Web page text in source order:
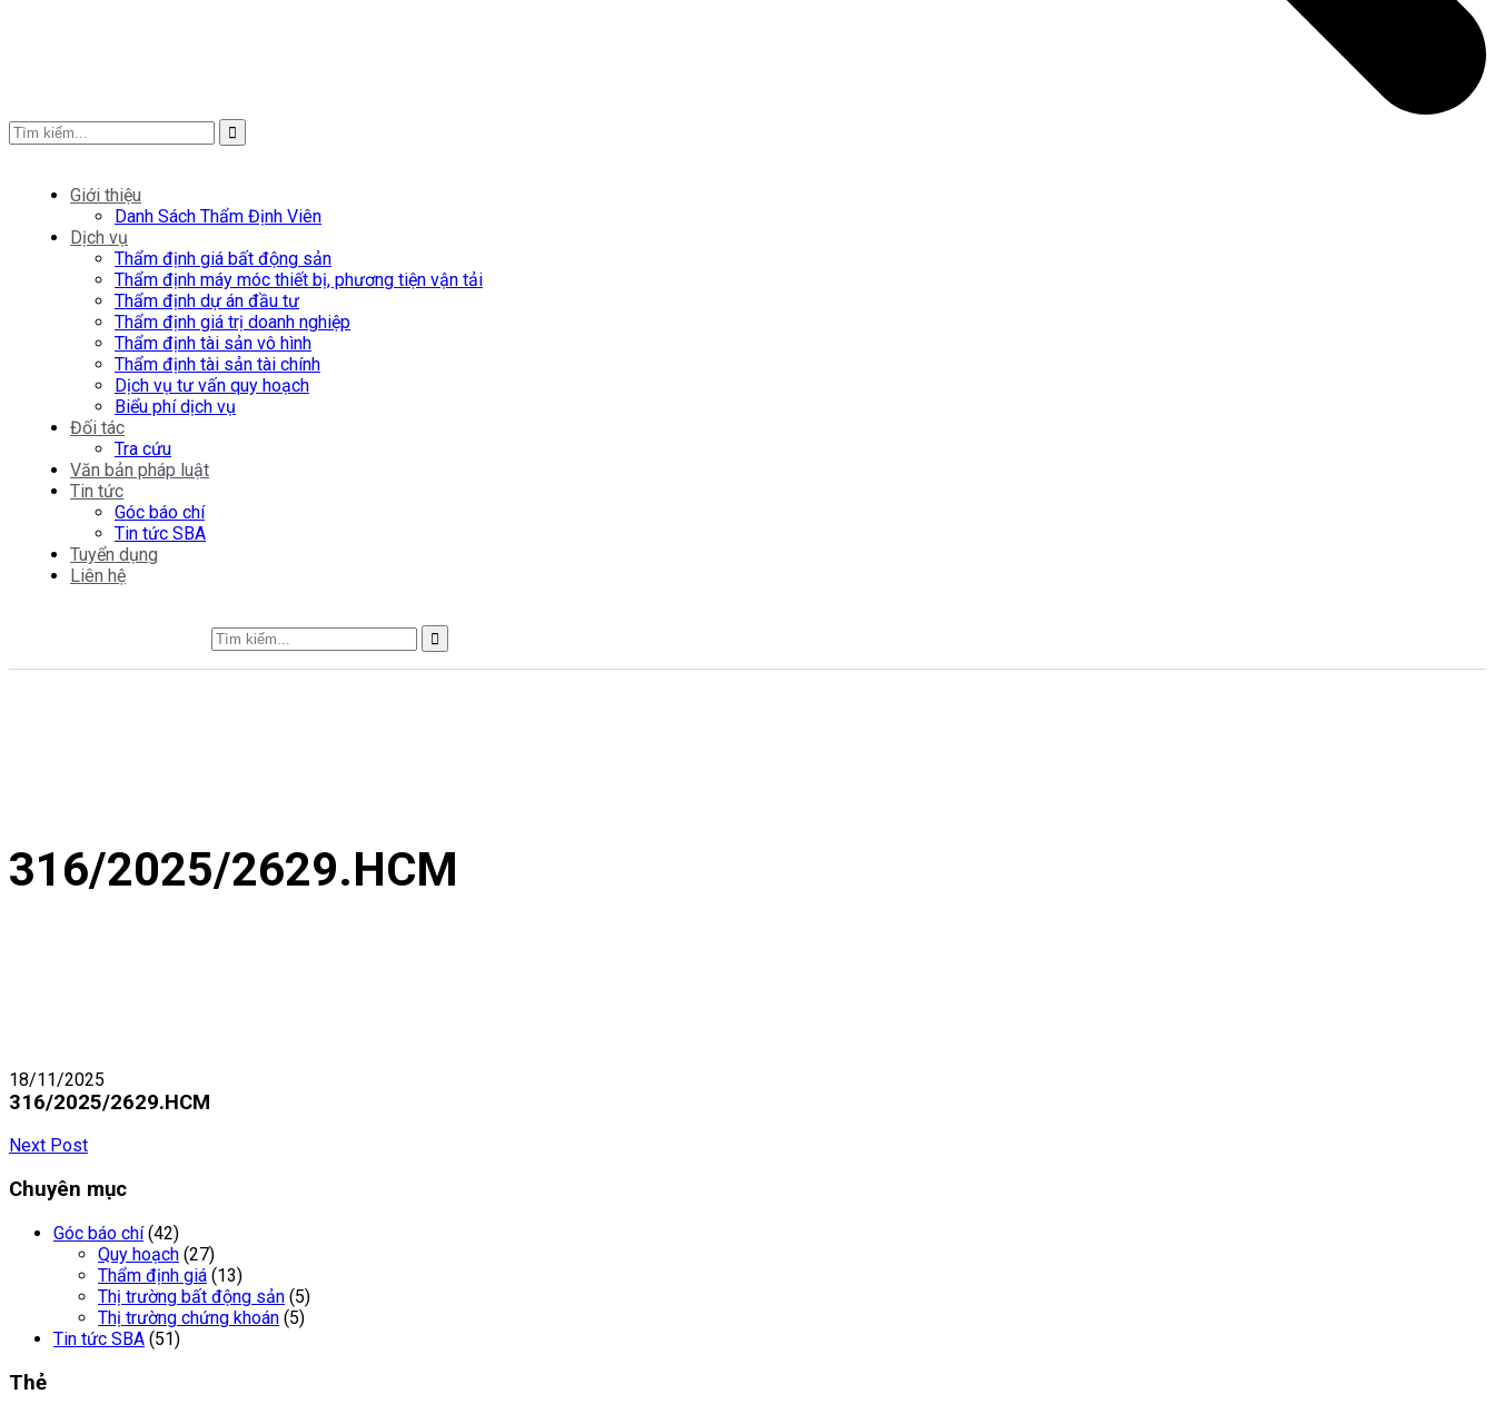
Giới thiệu
Danh Sách Thẩm Định Viên
Dịch vụ
Thẩm định giá bất động sản
Thẩm định máy móc thiết bị, phương tiện vận tải
Thẩm định dự án đầu tư
Thẩm định giá trị doanh nghiệp
Thẩm định tài sản vô hình
Thẩm định tài sản tài chính
Dịch vụ tư vấn quy hoạch
Biểu phí dịch vụ
Đối tác
Tra cứu
Văn bản pháp luật
Tin tức
Góc báo chí
Tin tức SBA
Tuyển dụng
Liên hệ
316/2025/2629.HCM
18/11/2025
316/2025/2629.HCM
Next Post
Chuyên mục
Góc báo chí (42)
Quy hoạch (27)
Thẩm định giá (13)
Thị trường bất động sản (5)
Thị trường chứng khoán (5)
Tin tức SBA (51)
Thẻ